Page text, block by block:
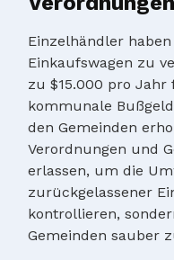
Einzelhändler
Einkaufswagen zu
zu $15.000 pro
kommunale
den Gemeinden
Verordnungen und
erlassen, um die
zurückgelassener
kontrollieren,
Gemeinden sauber